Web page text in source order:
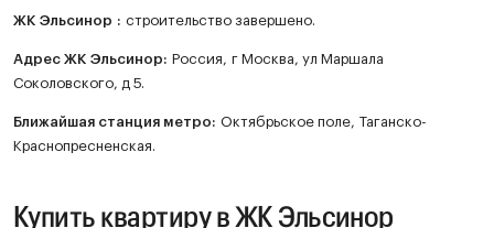
ЖК Эльсинор : строительство завершено.
Адрес ЖК Эльсинор: Россия, г Москва, ул Маршала
Соколовского, д 5.
Ближайшая станция метро: Октябрьское поле, Таганско-
Краснопресненская.
Купить квартиру в ЖК Эльсинор